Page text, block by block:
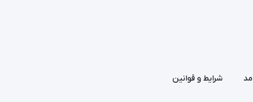
شرایط و قوانین